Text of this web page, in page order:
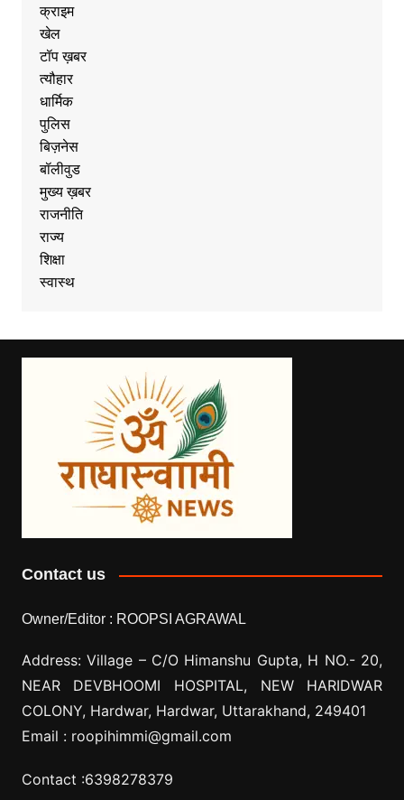
क्राइम
खेल
टॉप ख़बर
त्यौहार
धार्मिक
पुलिस
बिज़नेस
बॉलीवुड
मुख्य ख़बर
राजनीति
राज्य
शिक्षा
स्वास्थ
Contact us
Owner/Editor : ROOPSI AGRAWAL
Address: Village – C/O Himanshu Gupta, H NO.- 20,
NEAR DEVBHOOMI HOSPITAL, NEW HARIDWAR
COLONY, Hardwar, Hardwar, Uttarakhand, 249401
Email : roopihimmi@gmail.com
Contact :6398278379